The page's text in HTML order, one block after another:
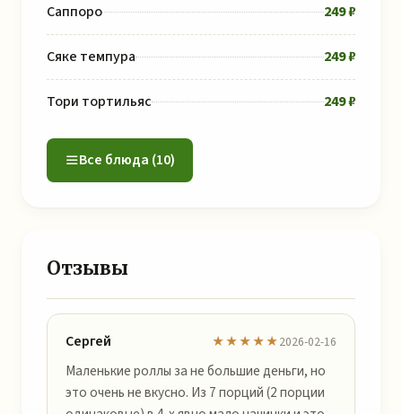
Саппоро 249 ₽
Сяке темпура 249 ₽
Тори тортильяс 249 ₽
Все блюда (10)
Отзывы
Сергей ★★★★★2026-02-16
Маленькие роллы за не большие деньги, но
это очень не вкусно. Из 7 порций (2 порции